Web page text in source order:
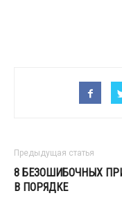
Предыдущая статья
8 БЕЗОШИБОЧНЫХ
В ПОРЯДКЕ